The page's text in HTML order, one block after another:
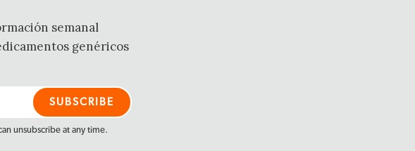
semanal
genéricos
unsubscribe at any time.